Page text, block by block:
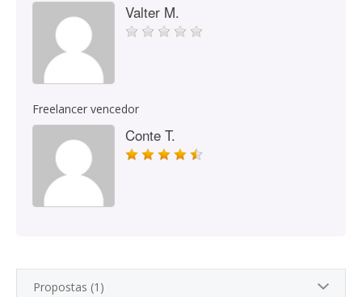
Valter M.
Freelancer vencedor
Conte T.
Propostas (1)